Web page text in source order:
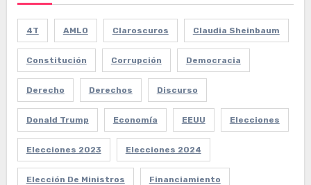
4T AMLO Claroscuros Claudia Sheinbaum
Constitución Corrupción Democracia
Derecho Derechos Discurso
Donald Trump Economía EEUU Elecciones
Elecciones 2023 Elecciones 2024
Elección De Ministros Financiamiento